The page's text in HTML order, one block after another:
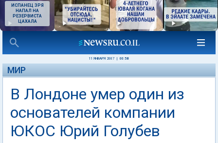
ИСПАНЕЦ ЗРЯ
НАПАЛ НА
РЕЗЕРВИСТА
ЦАХАЛА
11 ЯНВАРЯ 2007 00:58
МИР
В Лондоне умер один из
основателей компании
ЮКОС Юрий Голубев